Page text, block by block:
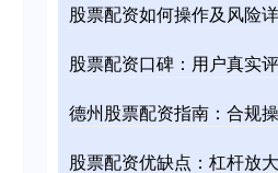
股票配资如何操作及风险
股票配资口碑：用户真实
德州股票配资指南：合规
股票配资优缺点：杠杆放